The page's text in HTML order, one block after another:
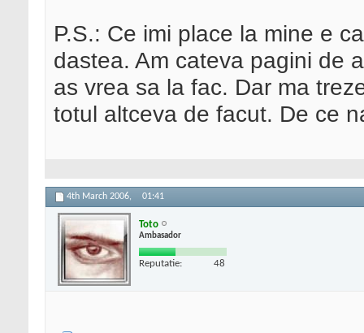
P.S.: Ce imi place la mine e
dastea. Am cateva pagini de
as vrea sa la fac. Dar ma
totul altceva de facut. De ce
4th March 2006, 01:41
Toto
Ambasador
Reputatie: 48